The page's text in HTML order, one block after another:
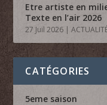
Etre artiste en
Texte en l’air 2026
27 Juil 2026 |
CATÉGORIES
5eme saison